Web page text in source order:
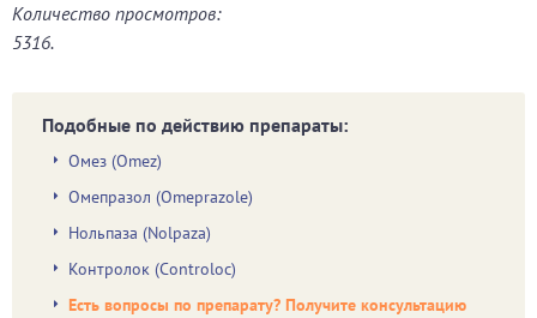
Количество просмотров:
5316.
Подобные по действию препараты:
Омез (Omez)
Омепразол (Omeprazole)
Нольпаза (Nolpaza)
Контролок (Controloc)
Есть вопросы по препарату? Получите консультацию